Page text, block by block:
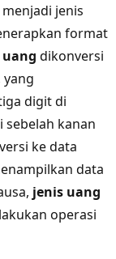
jenis
format
uang dikonversi
digit di
kanan
ke data
data
jenis uang
operasi